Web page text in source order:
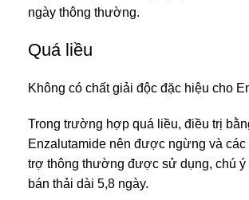
ngày thông thường.
Quá liều
Không có chất giải độc đặc hiệu cho
Trong trường hợp quá liều, điều trị
Enzalutamide nên được ngừng và các
trợ thông thường được sử dụng, chú
bán thải dài 5,8 ngày.